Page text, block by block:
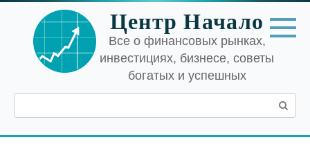
Перейти
контенту
Центр Начало
Все о финансовых рынках,
инвестициях, бизнесе, советы
богатых и успешных
Поиск: